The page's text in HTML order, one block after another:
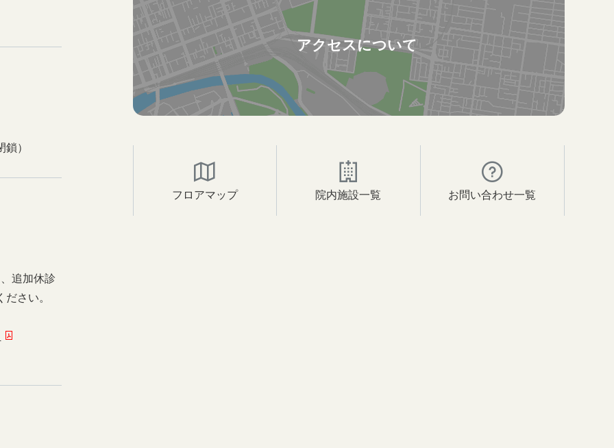
）
追加休診
さい。
アクセスについて
フロアマップ 院内施設一覧 お問い合わせ一覧